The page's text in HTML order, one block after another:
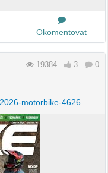
Okomentovat
19384 3 0
motorbike-4626